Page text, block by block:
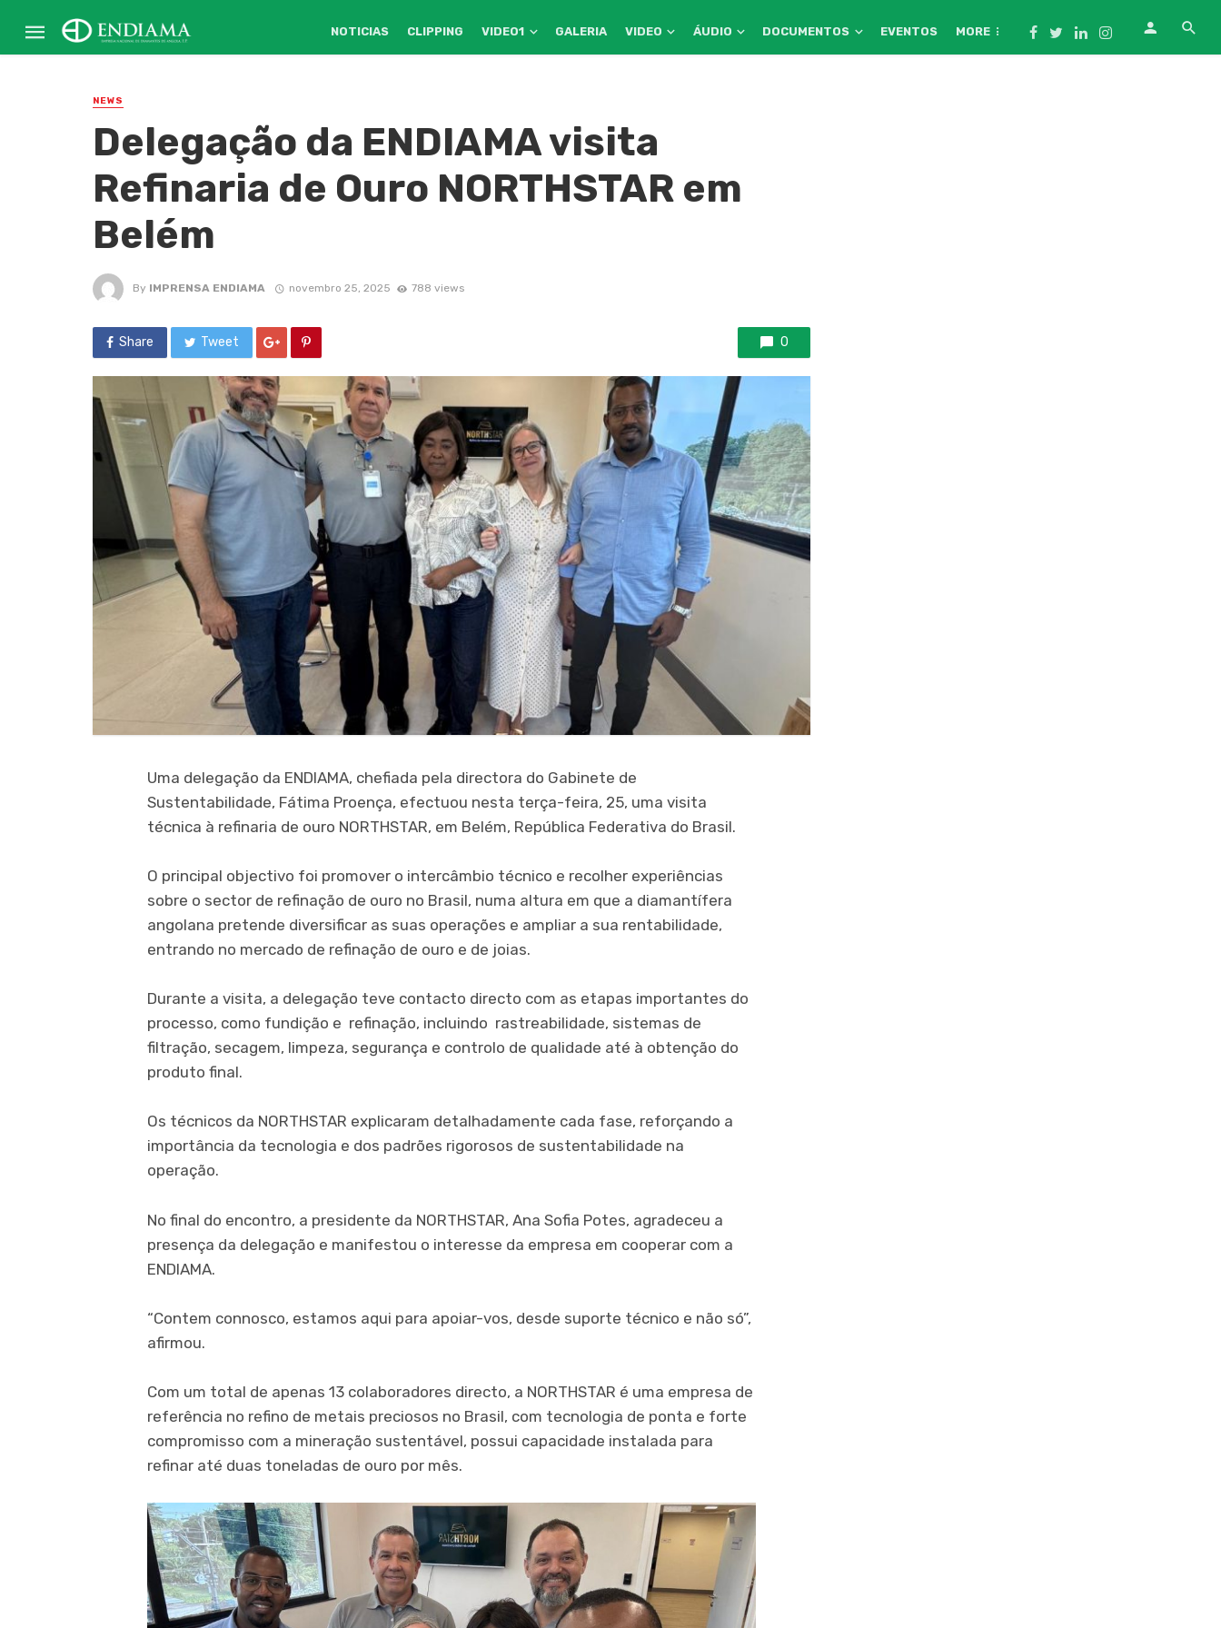
NOTICIAS CLIPPING VIDEO1 GALERIA VIDEO ÁUDIO DOCUMENTOS EVENTOS MORE
NEWS
Delegação da ENDIAMA visita
Refinaria de Ouro NORTHSTAR em
Belém
By IMPRENSA ENDIAMA novembro 25, 2025 788 views
Share Tweet 0
Uma delegação da ENDIAMA, chefiada pela directora do Gabinete de
Sustentabilidade, Fátima Proença, efectuou nesta terça-feira, 25, uma visita
técnica à refinaria de ouro NORTHSTAR, em Belém, República Federativa do Brasil.
O principal objectivo foi promover o intercâmbio técnico e recolher experiências
sobre o sector de refinação de ouro no Brasil, numa altura em que a diamantífera
angolana pretende diversificar as suas operações e ampliar a sua rentabilidade,
entrando no mercado de refinação de ouro e de joias.
Durante a visita, a delegação teve contacto directo com as etapas importantes do
processo, como fundição e refinação, incluindo rastreabilidade, sistemas de
filtração, secagem, limpeza, segurança e controlo de qualidade até à obtenção do
produto final.
Os técnicos da NORTHSTAR explicaram detalhadamente cada fase, reforçando a
importância da tecnologia e dos padrões rigorosos de sustentabilidade na
operação.
No final do encontro, a presidente da NORTHSTAR, Ana Sofia Potes, agradeceu a
presença da delegação e manifestou o interesse da empresa em cooperar com a
ENDIAMA.
“Contem connosco, estamos aqui para apoiar-vos, desde suporte técnico e não só”,
afirmou.
Com um total de apenas 13 colaboradores directo, a NORTHSTAR é uma empresa de
referência no refino de metais preciosos no Brasil, com tecnologia de ponta e forte
compromisso com a mineração sustentável, possui capacidade instalada para
refinar até duas toneladas de ouro por mês.